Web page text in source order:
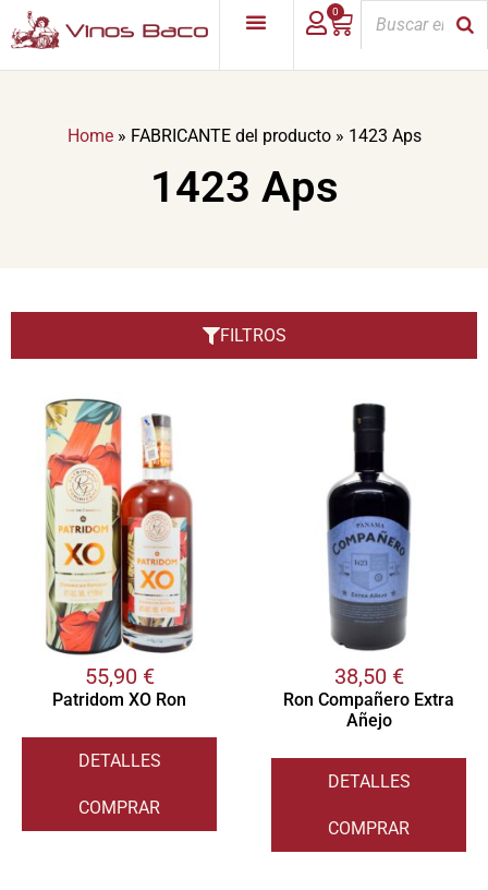
0
Home» FABRICANTE del producto» 1423 Aps
1423 Aps
55,90 €
Patridom XO Ron
DETALLES
COMPRAR
38,50 €
Ron Compañero Extra
Añejo
DETALLES
COMPRAR
FILTROS